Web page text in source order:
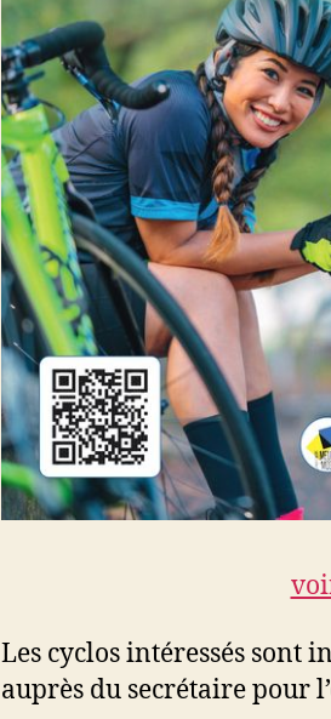
Les cyclos intéressés sont
auprès du secrétaire pour